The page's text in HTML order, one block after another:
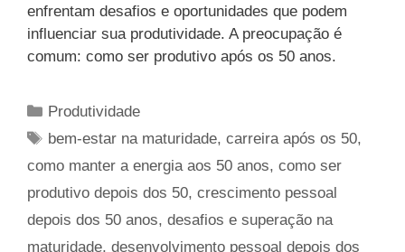
enfrentam desafios e oportunidades que podem
influenciar sua produtividade. A preocupação é
comum: como ser produtivo após os 50 anos.
Categorias
Produtividade
Tags
bem-estar na maturidade,carreira após os 50,
como manter a energia aos 50 anos, como ser
produtivo depois dos 50, crescimento pessoal
depois dos 50 anos, desafios e superação na
maturidade, desenvolvimento pessoal depois dos